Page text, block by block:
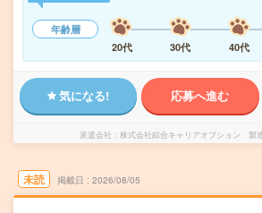
年齢層
20代
30代 40代
気になる! 応募へ進む
派遣会社 株式会社綜合キャリアオプション 製
未読 掲載日 2026/08/05